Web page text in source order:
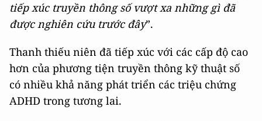
tiếp xúc truyền thông số vượt xa những gì đã
được nghiên cứu trước đây”.
Thanh thiếu niên đã tiếp xúc với các cấp độ cao
hơn của phương tiện truyền thông kỹ thuật số
có nhiều khả năng phát triển các triệu chứng
ADHD trong tương lai.